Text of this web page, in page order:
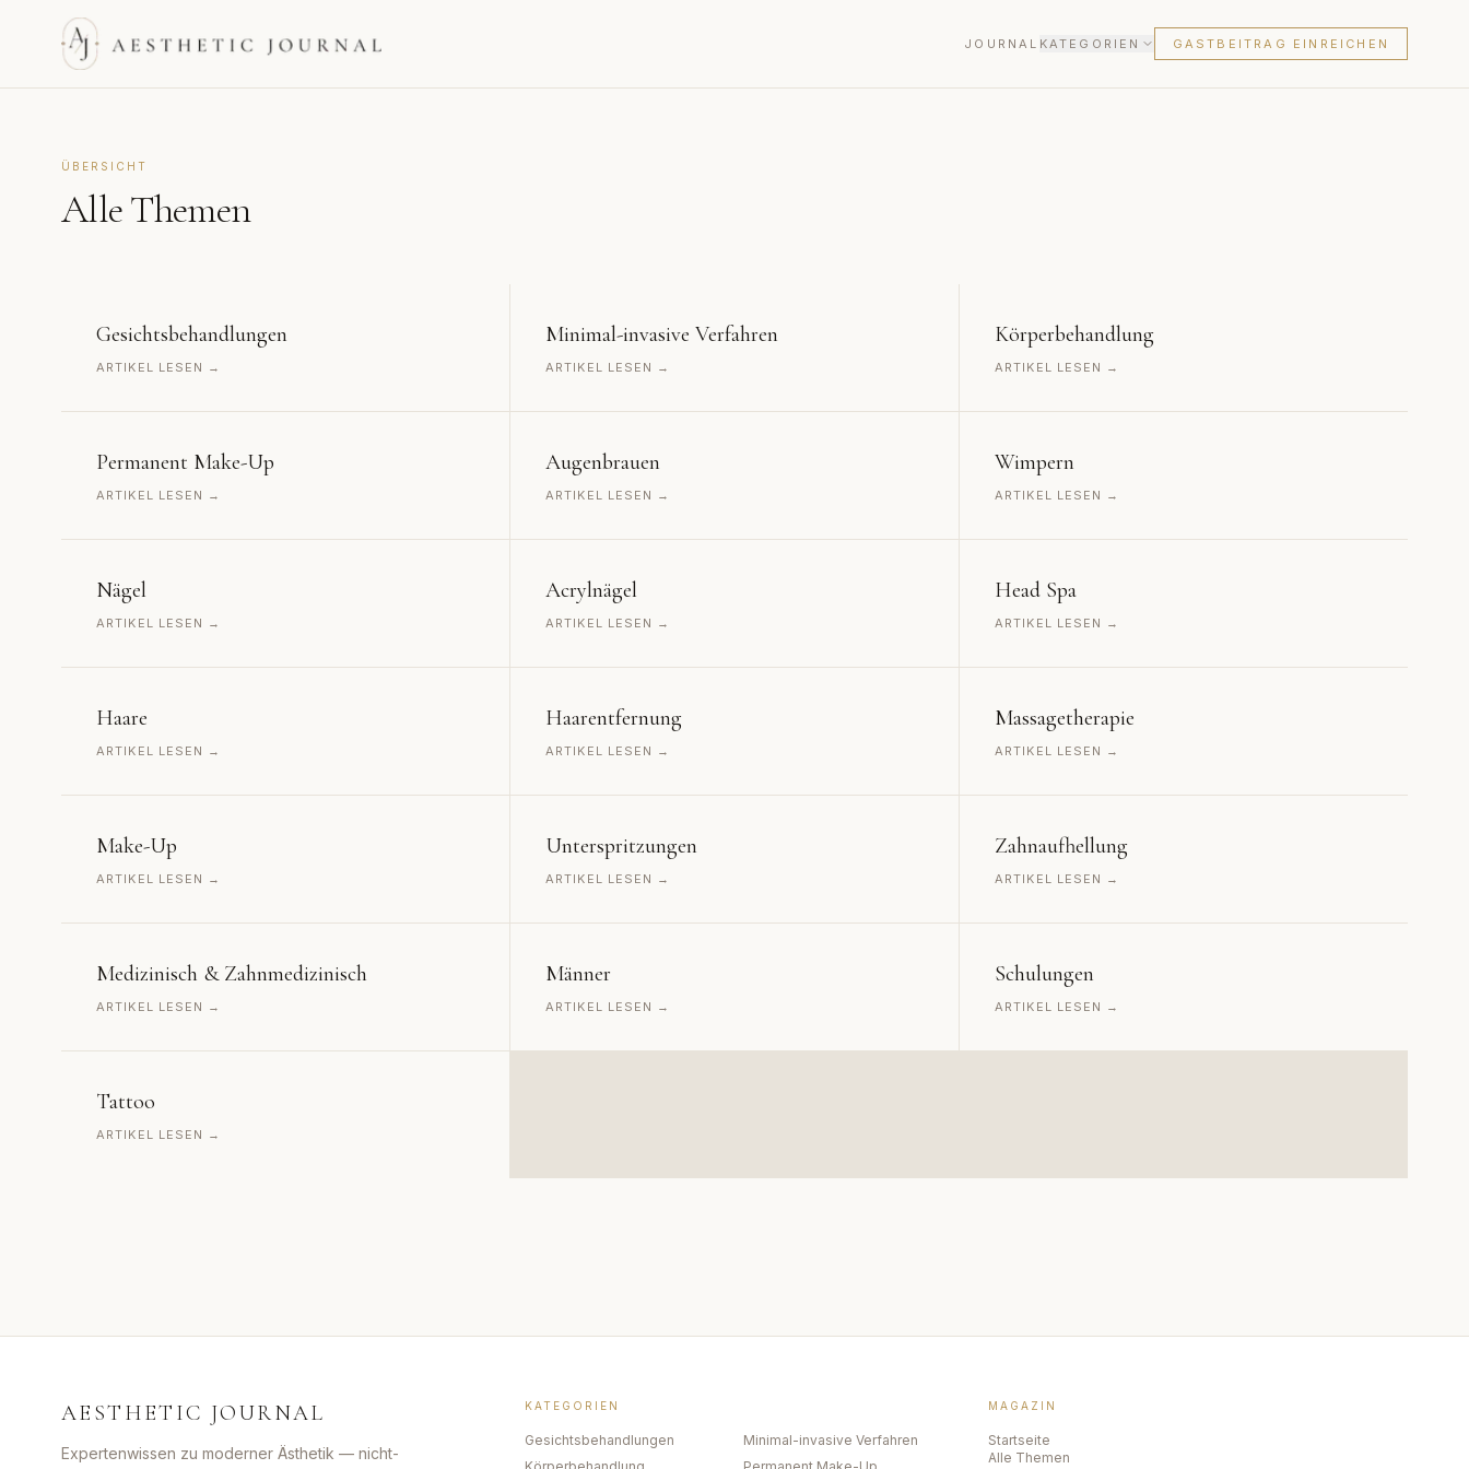
JOURNAL KATEGORIEN GASTBEITRAG EINREICHEN
ÜBERSICHT
Alle Themen
Gesichtsbehandlungen
ARTIKEL LESEN →
Minimal-invasive Verfahren
ARTIKEL LESEN →
Körperbehandlung
ARTIKEL LESEN →
Permanent Make-Up
ARTIKEL LESEN →
Augenbrauen
ARTIKEL LESEN →
Wimpern
ARTIKEL LESEN →
Nägel
ARTIKEL LESEN →
Acrylnägel
ARTIKEL LESEN →
Head Spa
ARTIKEL LESEN →
Haare
ARTIKEL LESEN →
Haarentfernung
ARTIKEL LESEN →
Massagetherapie
ARTIKEL LESEN →
Make-Up
ARTIKEL LESEN →
Unterspritzungen
ARTIKEL LESEN →
Zahnaufhellung
ARTIKEL LESEN →
Medizinisch & Zahnmedizinisch
ARTIKEL LESEN →
Männer
ARTIKEL LESEN →
Schulungen
ARTIKEL LESEN →
Tattoo
ARTIKEL LESEN →
AESTHETIC JOURNAL
Expertenwissen zu moderner Ästhetik — nicht-
KATEGORIEN
Gesichtsbehandlungen
Minimal-invasive Verfahren
MAGAZIN
Startseite
Alle Themen